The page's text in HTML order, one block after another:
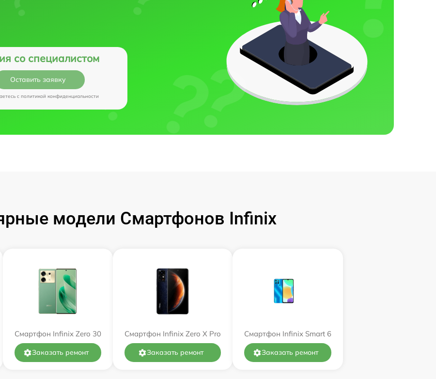
со специалистом
Оставить заявку
c политикой конфиденциальности
модели Смартфонов Infinix
Смартфон Infinix Zero 30
Заказать ремонт
Смартфон Infinix Zero X Pro
Заказать ремонт
Смартфон Infinix Smart 6
Заказать ремонт